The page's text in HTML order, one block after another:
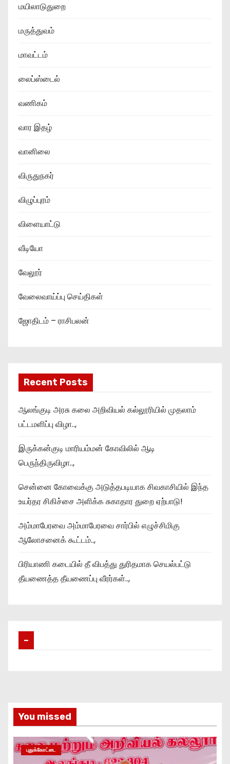
மயிலாடுதுறை
மருத்துவம்
மாவட்டம்
லைப்ஸ்டைல்
வணிகம்
வார இதழ்
வானிலை
விருதுநகர்
விழுப்புரம்
விளையாட்டு
வீடியோ
வேலூர்
வேலைவாய்ப்பு செய்திகள்
ஜோதிடம் – ராசிபலன்
Recent Posts
ஆலங்குடி அரசு கலை அறிவியல் கல்லூரியில் முதலாம்
பட்டமளிப்பு விழா..,
இருக்கன்குடி மாரியம்மன் கோவிலில் ஆடி
பெருந்திருவிழா..,
சென்னை கோவைக்கு அடுத்தபடியாக சிவகாசியில் இந்த
உயர்தர சிகிச்சை அளிக்க சுகாதார துறை ஏற்பாடு!
அம்மாபேரவை அம்மாபேரவை சார்பில் எழுச்சிமிகு
ஆலோசனைக் கூட்டம்..,
பிரியாணி கடையில் தீ விபத்து துரிதமாக செயல்பட்டு
தீயணைத்த தீயணைப்பு வீரர்கள்..,
–
You missed
புதுக்கோட்டை